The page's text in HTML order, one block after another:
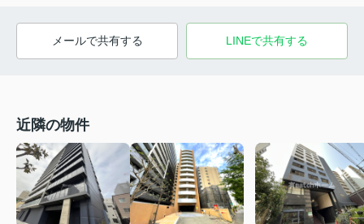
メールで共有する LINEで共有する
近隣の物件